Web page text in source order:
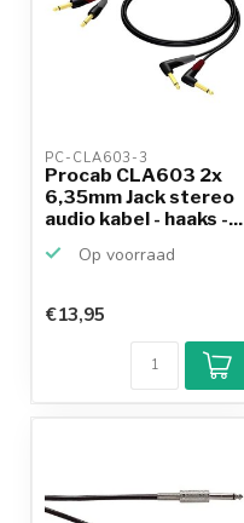
PC-CLA603-3
Procab CLA603 2x
6,35mm Jack stereo
audio kabel - haaks -...
Op voorraad
€13,95